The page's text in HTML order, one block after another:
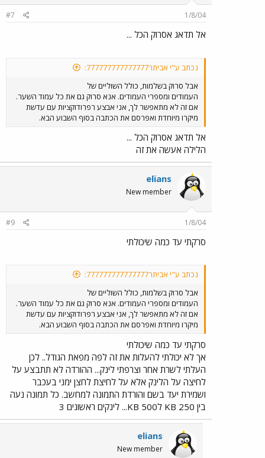
1/8/04
#7
אל תדאג אסרוק הכל ...
נכתב ע"י אביתר777777777777777:
אבל סרוק בשלמות, כולל השוליים של
העמודים ומספרי העמודים. אנא סרוק גם את כל עמוד השער.
אם זה לא מתאפשר לך, אני אבצע רפרודוקציות עם עדשת
מיקרו מיוחדת ואפרסם את הכתבה בסוף השבוע הבא.
אל תדאג אסרוק הכל ...
הלילה אעשה את זה
elians
New member
1/8/04
#9
סרקתי עד כמה שיכולתי
נכתב ע"י אביתר777777777777777:
אבל סרוק בשלמות, כולל השוליים של
העמודים ומספרי העמודים. אנא סרוק גם את כל עמוד השער.
אם זה לא מתאפשר לך, אני אבצע רפרודוקציות עם עדשת
מיקרו מיוחדת ואפרסם את הכתבה בסוף השבוע הבא.
סרקתי עד כמה שיכולתי
אך לא יכולתי להעלות את זה לפה מפאת הגודל.. לכן
העלתי לשרת אחר וצרפתי לינק... ההורדה לא תתבצע על
לחיצה על הלינק אלא על לחיצת לחצן ימני בעכבר
ושמירת יעד בשם והורדת התמונה למחשב. כל תמונה נעה
בין 250 KB ל500 KB... לינקים ראשונים 3
elians
New member